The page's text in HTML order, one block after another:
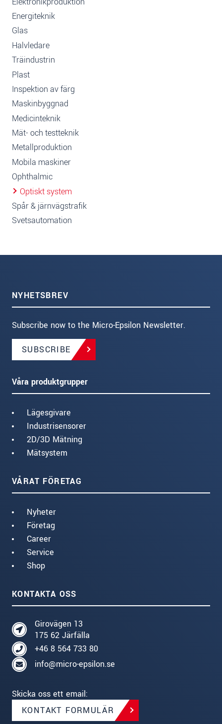
Energiteknik
Glas
Halvledare
Träindustrin
Plast
Inspektion av färg
Maskinbyggnad
Medicinteknik
Mät- och testteknik
Metallproduktion
Mobila maskiner
Ophthalmic
Optiskt system
Spår & järnvägstrafik
Svetsautomation
NYHETSBREV
Subscribe now to the Micro-Epsilon Newsletter.
SUBSCRIBE
Våra produktgrupper
Lägesgivare
Industrisensorer
2D/3D Mätning
Mätsystem
VÅRAT FÖRETAG
Nyheter
Företag
Career
Service
Shop
KONTAKTA OSS
Girovägen 13
175 62 Järfälla
+46 8 564 733 80
info@micro-epsilon.se
Skicka oss ett email:
KONTAKT FORMULÄR